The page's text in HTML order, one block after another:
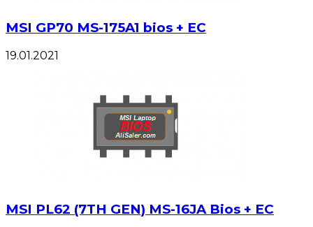
MSI GP70 MS-175A1 bios + EC
19.01.2021
MSI PL62 (7TH GEN) MS-16JA Bios + EC